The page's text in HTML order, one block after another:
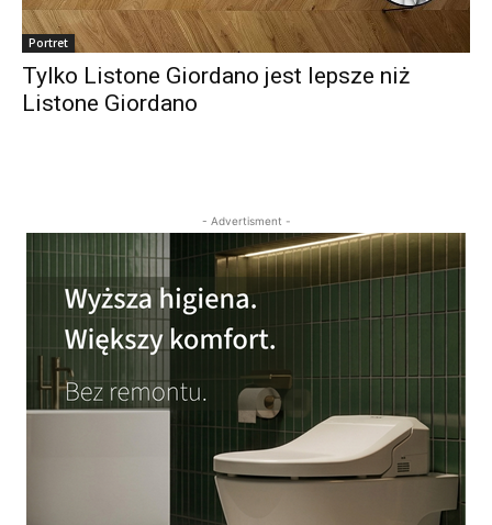
Portret
Tylko Listone Giordano jest lepsze niż
Listone Giordano
- Advertisment -